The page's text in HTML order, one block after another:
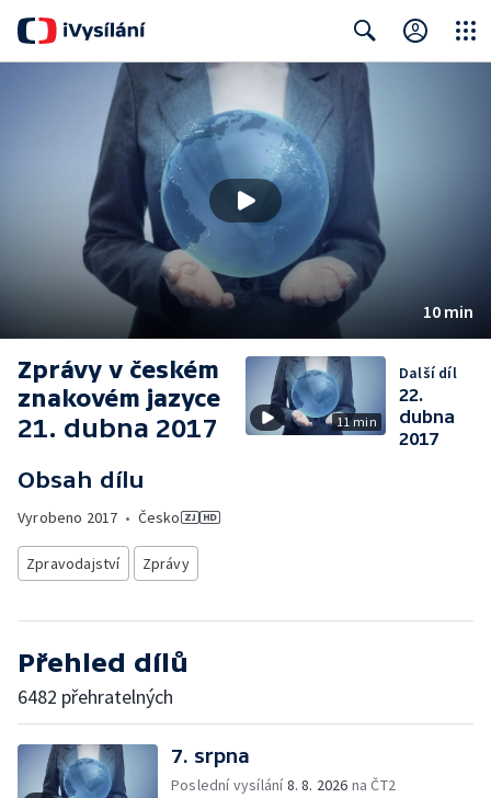
Search
10 min
Zprávy v českém
znakovém jazyce
21. dubna 2017
Obsah dílu
Vyrobeno 2017 • Česko
Zpravodajství Zprávy
11 min
Další díl
22.
dubna
2017
Přehled dílů
6482 přehratelných
7. srpna
Poslední vysílání8. 8. 2026 na ČT2